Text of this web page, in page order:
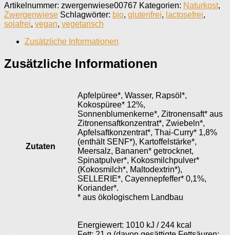
Artikelnummer: zwergenwiese00767 Kategorien: Naturkost,
Zwergenwiese Schlagwörter: bio, glutenfrei, lactosefrei,
sojafrei, vegan, vegetarisch
Zusätzliche Informationen
Zusätzliche Informationen
Zutaten
Apfelpüree*, Wasser, Rapsöl*,
Kokospüree* 12%,
Sonnenblumenkerne*, Zitronensaft* aus
Zitronensaftkonzentrat*, Zwiebeln*,
Apfelsaftkonzentrat*, Thai-Curry* 1,8%
(enthält SENF*), Kartoffelstärke*,
Meersalz, Bananen* getrocknet,
Spinatpulver*, Kokosmilchpulver*
(Kokosmilch*, Maltodextrin*),
SELLERIE*, Cayennepfeffer* 0,1%,
Koriander*.
* aus ökologischem Landbau
Energiewert: 1010 kJ / 244 kcal